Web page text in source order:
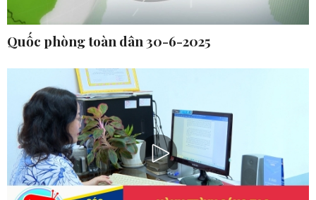
Quốc phòng toàn dân 30-6-2025